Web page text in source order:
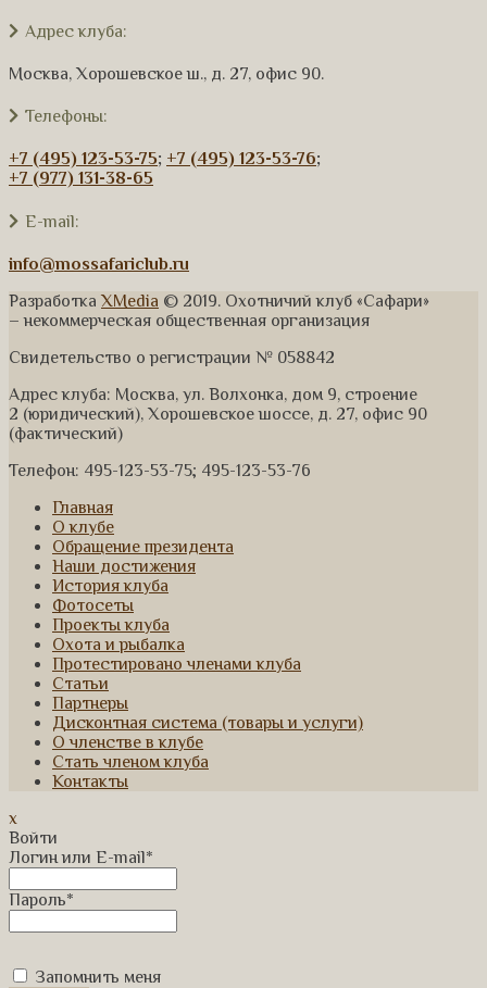
Адрес клуба:
Москва, Хорошевское ш., д. 27, офис 90.
Телефоны:
+7 (495) 123-53-75; +7 (495) 123-53-76;
+7 (977) 131-38-65
E-mail:
info@mossafariclub.ru
Разработка XMedia © 2019. Охотничий клуб «Сафари»
– некоммерческая общественная организация
Свидетельство о регистрации № 058842
Адрес клуба: Москва, ул. Волхонка, дом 9, строение
2 (юридический), Хорошевское шоссе, д. 27, офис 90
(фактический)
Телефон: 495-123-53-75; 495-123-53-76
Главная
О клубе
Обращение президента
Наши достижения
История клуба
Фотосеты
Проекты клуба
Охота и рыбалка
Протестировано членами клуба
Статьи
Партнеры
Дисконтная система (товары и услуги)
О членстве в клубе
Стать членом клуба
Контакты
x
Войти
Логин или E-mail*
Пароль*
Запомнить меня